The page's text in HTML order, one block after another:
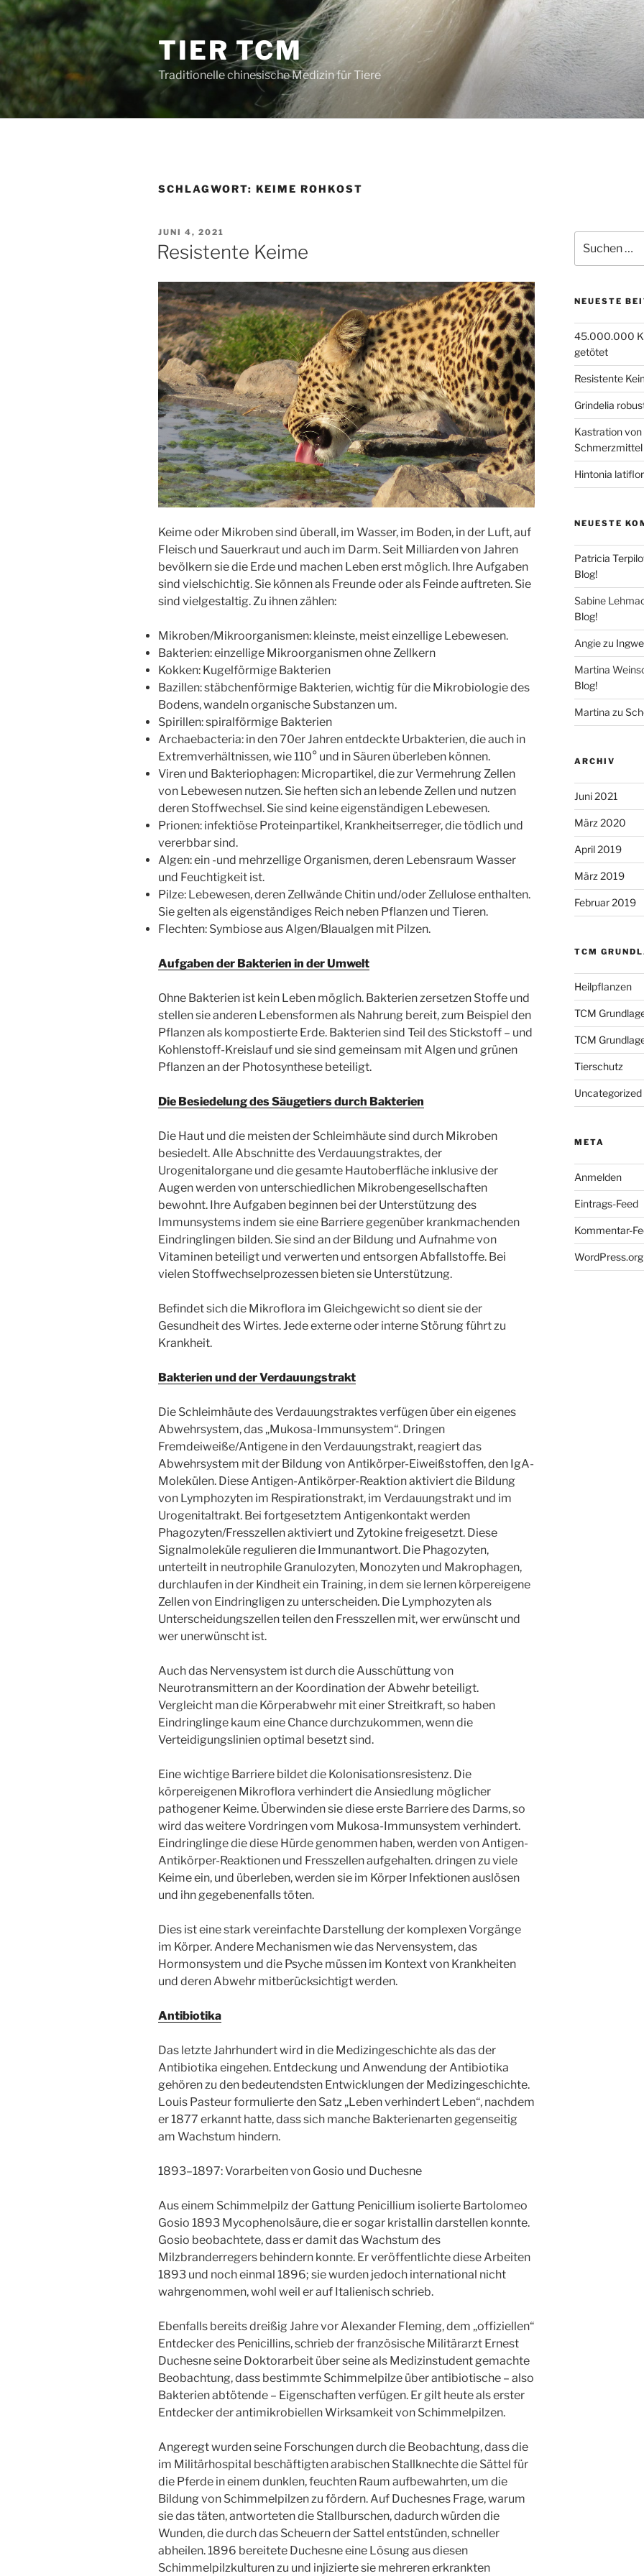
Zum
Inhalt
springen
TIER TCM
Traditionelle chinesische Medizin für Tiere
SCHLAGWORT: KEIME ROHKOST
VERÖFFENTLICHT
AM
JUNI 4, 2021
Resistente Keime
Keime oder Mikroben sind überall, im Wasser, im Boden, in der Luft, auf
Fleisch und Sauerkraut und auch im Darm. Seit Milliarden von Jahren
bevölkern sie die Erde und machen Leben erst möglich. Ihre Aufgaben
sind vielschichtig. Sie können als Freunde oder als Feinde auftreten. Sie
sind vielgestaltig. Zu ihnen zählen:
Mikroben/Mikroorganismen: kleinste, meist einzellige Lebewesen.
Bakterien: einzellige Mikroorganismen ohne Zellkern
Kokken: Kugelförmige Bakterien
Bazillen: stäbchenförmige Bakterien, wichtig für die Mikrobiologie des
Bodens, wandeln organische Substanzen um.
Spirillen: spiralförmige Bakterien
Archaebacteria: in den 70er Jahren entdeckte Urbakterien, die auch in
Extremverhältnissen, wie 110° und in Säuren überleben können.
Viren und Bakteriophagen: Micropartikel, die zur Vermehrung Zellen
von Lebewesen nutzen. Sie heften sich an lebende Zellen und nutzen
deren Stoffwechsel. Sie sind keine eigenständigen Lebewesen.
Prionen: infektiöse Proteinpartikel, Krankheitserreger, die tödlich und
vererbbar sind.
Algen: ein -und mehrzellige Organismen, deren Lebensraum Wasser
und Feuchtigkeit ist.
Pilze: Lebewesen, deren Zellwände Chitin und/oder Zellulose enthalten.
Sie gelten als eigenständiges Reich neben Pflanzen und Tieren.
Flechten: Symbiose aus Algen/Blaualgen mit Pilzen.
Aufgaben der Bakterien in der Umwelt
Ohne Bakterien ist kein Leben möglich. Bakterien zersetzen Stoffe und
stellen sie anderen Lebensformen als Nahrung bereit, zum Beispiel den
Pflanzen als kompostierte Erde. Bakterien sind Teil des Stickstoff – und
Kohlenstoff-Kreislauf und sie sind gemeinsam mit Algen und grünen
Pflanzen an der Photosynthese beteiligt.
Die Besiedelung des Säugetiers durch Bakterien
Die Haut und die meisten der Schleimhäute sind durch Mikroben
besiedelt. Alle Abschnitte des Verdauungstraktes, der
Urogenitalorgane und die gesamte Hautoberfläche inklusive der
Augen werden von unterschiedlichen Mikrobengesellschaften
bewohnt. Ihre Aufgaben beginnen bei der Unterstützung des
Immunsystems indem sie eine Barriere gegenüber krankmachenden
Eindringlingen bilden. Sie sind an der Bildung und Aufnahme von
Vitaminen beteiligt und verwerten und entsorgen Abfallstoffe. Bei
vielen Stoffwechselprozessen bieten sie Unterstützung.
Befindet sich die Mikroflora im Gleichgewicht so dient sie der
Gesundheit des Wirtes. Jede externe oder interne Störung führt zu
Krankheit.
Bakterien und der Verdauungstrakt
Die Schleimhäute des Verdauungstraktes verfügen über ein eigenes
Abwehrsystem, das „Mukosa-Immunsystem“. Dringen
Fremdeiweiße/Antigene in den Verdauungstrakt, reagiert das
Abwehrsystem mit der Bildung von Antikörper-Eiweißstoffen, den IgA-
Molekülen. Diese Antigen-Antikörper-Reaktion aktiviert die Bildung
von Lymphozyten im Respirationstrakt, im Verdauungstrakt und im
Urogenitaltrakt. Bei fortgesetztem Antigenkontakt werden
Phagozyten/Fresszellen aktiviert und Zytokine freigesetzt. Diese
Signalmoleküle regulieren die Immunantwort. Die Phagozyten,
unterteilt in neutrophile Granulozyten, Monozyten und Makrophagen,
durchlaufen in der Kindheit ein Training, in dem sie lernen körpereigene
Zellen von Eindringligen zu unterscheiden. Die Lymphozyten als
Unterscheidungszellen teilen den Fresszellen mit, wer erwünscht und
wer unerwünscht ist.
Auch das Nervensystem ist durch die Ausschüttung von
Neurotransmittern an der Koordination der Abwehr beteiligt.
Vergleicht man die Körperabwehr mit einer Streitkraft, so haben
Eindringlinge kaum eine Chance durchzukommen, wenn die
Verteidigungslinien optimal besetzt sind.
Eine wichtige Barriere bildet die Kolonisationsresistenz. Die
körpereigenen Mikroflora verhindert die Ansiedlung möglicher
pathogener Keime. Überwinden sie diese erste Barriere des Darms, so
wird das weitere Vordringen vom Mukosa-Immunsystem verhindert.
Eindringlinge die diese Hürde genommen haben, werden von Antigen-
Antikörper-Reaktionen und Fresszellen aufgehalten. dringen zu viele
Keime ein, und überleben, werden sie im Körper Infektionen auslösen
und ihn gegebenenfalls töten.
Dies ist eine stark vereinfachte Darstellung der komplexen Vorgänge
im Körper. Andere Mechanismen wie das Nervensystem, das
Hormonsystem und die Psyche müssen im Kontext von Krankheiten
und deren Abwehr mitberücksichtigt werden.
Antibiotika
Das letzte Jahrhundert wird in die Medizingeschichte als das der
Antibiotika eingehen. Entdeckung und Anwendung der Antibiotika
gehören zu den bedeutendsten Entwicklungen der Medizingeschichte.
Louis Pasteur formulierte den Satz „Leben verhindert Leben“, nachdem
er 1877 erkannt hatte, dass sich manche Bakterienarten gegenseitig
am Wachstum hindern.
1893–1897: Vorarbeiten von Gosio und Duchesne
Aus einem Schimmelpilz der Gattung Penicillium isolierte Bartolomeo
Gosio 1893 Mycophenolsäure, die er sogar kristallin darstellen konnte.
Gosio beobachtete, dass er damit das Wachstum des
Milzbranderregers behindern konnte. Er veröffentlichte diese Arbeiten
1893 und noch einmal 1896; sie wurden jedoch international nicht
wahrgenommen, wohl weil er auf Italienisch schrieb.
Ebenfalls bereits dreißig Jahre vor Alexander Fleming, dem „offiziellen“
Entdecker des Penicillins, schrieb der französische Militärarzt Ernest
Duchesne seine Doktorarbeit über seine als Medizinstudent gemachte
Beobachtung, dass bestimmte Schimmelpilze über antibiotische – also
Bakterien abtötende – Eigenschaften verfügen. Er gilt heute als erster
Entdecker der antimikrobiellen Wirksamkeit von Schimmelpilzen.
Angeregt wurden seine Forschungen durch die Beobachtung, dass die
im Militärhospital beschäftigten arabischen Stallknechte die Sättel für
die Pferde in einem dunklen, feuchten Raum aufbewahrten, um die
Bildung von Schimmelpilzen zu fördern. Auf Duchesnes Frage, warum
sie das täten, antworteten die Stallburschen, dadurch würden die
Wunden, die durch das Scheuern der Sattel entstünden, schneller
abheilen. 1896 bereitete Duchesne eine Lösung aus diesen
Schimmelpilzkulturen zu und injizierte sie mehreren erkrankten
nach:
NEUESTE
45.000.000
getötet
Resistente
Grindelia
Kastration
Schmerzmittel
Hintonia
NEUESTE
Patricia
Blog!
Sabine
Blog!
Angiezu
Martina
Blog!
Martina zu
ARCHIV
Juni 2021
März 2020
April 2019
März 2019
Februar 2019
TCM
Heilpflanzen
TCM
TCM
Tierschutz
Uncategorized
META
Anmelden
Eintrags-Feed
Kommentar-
WordPress.org